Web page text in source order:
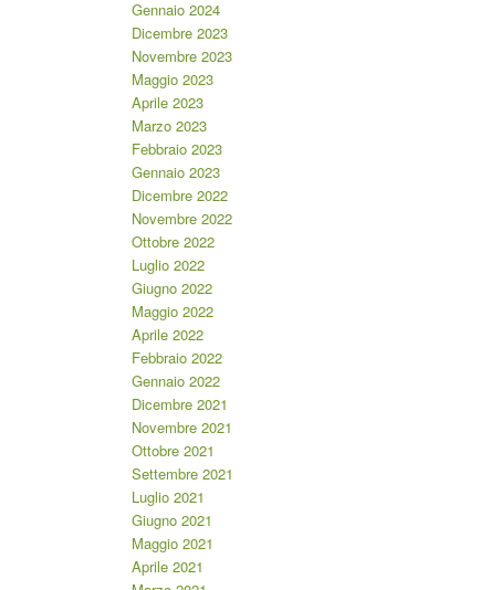
Gennaio 2024
Dicembre 2023
Novembre 2023
Maggio 2023
Aprile 2023
Marzo 2023
Febbraio 2023
Gennaio 2023
Dicembre 2022
Novembre 2022
Ottobre 2022
Luglio 2022
Giugno 2022
Maggio 2022
Aprile 2022
Febbraio 2022
Gennaio 2022
Dicembre 2021
Novembre 2021
Ottobre 2021
Settembre 2021
Luglio 2021
Giugno 2021
Maggio 2021
Aprile 2021